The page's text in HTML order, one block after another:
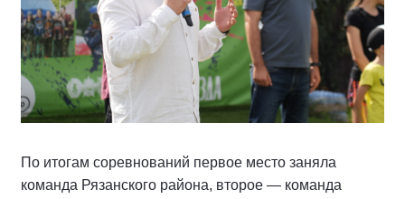
По итогам соревнований первое место заняла
команда Рязанского района, второе — команда